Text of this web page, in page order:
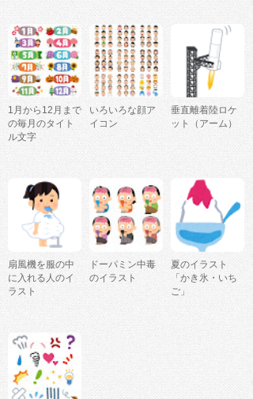
1月から12月まで
の毎月のタイト
ル文字
いろいろな顔ア
イコン
垂直離着陸ロケ
ット（アーム）
扇風機を服の中
に入れる人のイ
ラスト
ドーパミン中毒
のイラスト
夏のイラスト
「かき氷・いち
ご」